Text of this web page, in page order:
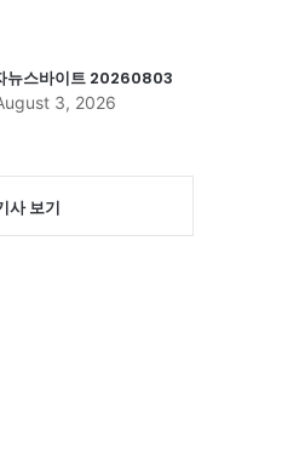
뉴스바이트 20260803
3, 2026
사 보기